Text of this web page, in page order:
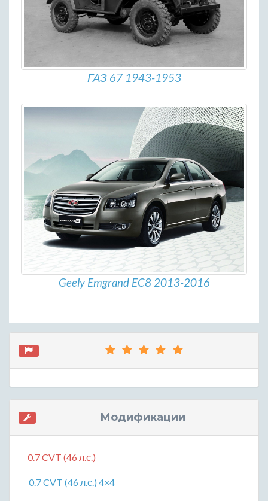
ГАЗ 67 1943-1953
Geely Emgrand EC8 2013-2016
Модификации
0.7 CVT (46 л.с.)
0.7 CVT (46 л.с.) 4×4